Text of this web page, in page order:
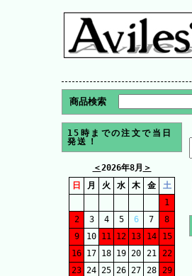
商品検索
15時までの注文で当日
発送！
＜2026年8月 ＞
日
月 火 水 木 金
土
1
2
3 4 5 6 7
8
9
10 11 12 13 14
15
16 17 18 19 20 21
22
23 24 25 26 27 28
29